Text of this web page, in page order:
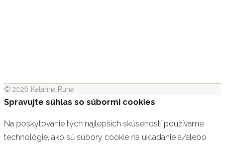
© 2026 Katarína Runa
Spravujte súhlas so súbormi cookies
Na poskytovanie tých najlepších skúseností používame
technológie, ako sú súbory cookie na ukladanie a/alebo